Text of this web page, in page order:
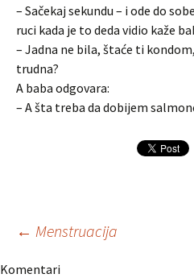
– Sačekaj sekundu – i ode do
ruci kada je to deda vidio kaže
– Jadna ne bila, štaće ti
trudna?
A baba odgovara:
– A šta treba da dobijem
Navigacija
← Menstruacija
Komentari